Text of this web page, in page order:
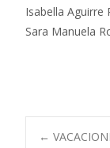
Isabella Aguirre
Sara Manuela
←